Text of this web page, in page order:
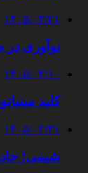
۱۴۰۵/۰۳/۲۱
نوآوری
۱۴۰۵/۰۳/۱۰
کلید
۱۴۰۵/۰۲/۳۱
شیمی؛